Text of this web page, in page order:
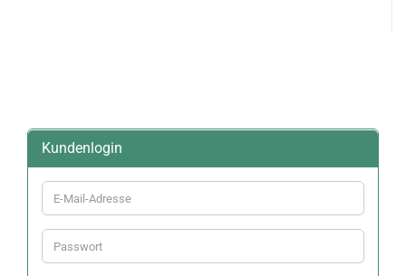
Kundenlogin
E-
Mail-
Adresse
Passwort